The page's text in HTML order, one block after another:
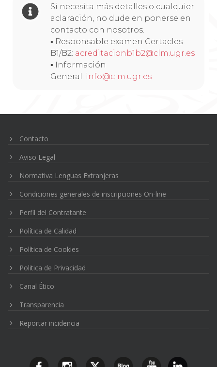
Si necesita más detalles o cualquier
aclaración, no dude en ponerse en
contacto con nosotros.
▪ Responsable examen Certacles
B1/B2: acreditacionb1b2@clm.ugr.es
▪ Información
General: info@clm.ugr.es
de
Contacto
Aviso Legal
Normativa Lenguas Extranjeras
Condiciones generales de inscripciones On-line
Perfil del Contratante
Política de Calidad
Política de Cookies
Politica de Privacidad
Canal Ético
Transparencia
Reportar incidencia